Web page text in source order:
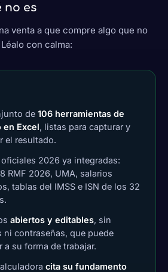
no es
venta a que compre algo que no
con calma:
de 106 herramientas de
en Excel, listas para capturar y
el resultado.
2026 ya integradas:
RMF 2026, UMA, salarios
tablas del IMSS e ISN de los 32
abiertos y editables, sin
ni contraseñas, que puede
a su forma de trabajar.
cita su fundamento